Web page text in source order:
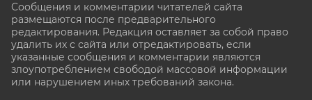
Сообщения и комментарии читателей сайта
размещаются после предварительного
редактирования. Редакция оставляет за собой право
удалить их с сайта или отредактировать, если
указанные сообщения и комментарии являются
злоупотреблением свободой массовой информации
или нарушением иных требований закона.